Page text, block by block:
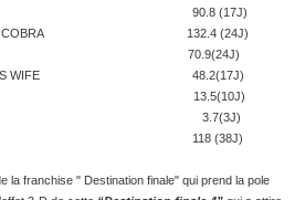
9 90.8 (17J)
DU COBRA 132.4 (24J)
JULIA 70.9(24J)
WIFE 48.2(17J)
13.5(10J)
3.7(3J)
G 118 (38J)
la franchise " Destination finale" qui prend la pole